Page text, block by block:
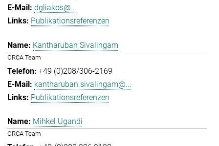
dgliakos@...
Publikationsreferenzen
Kantharuban Sivalingam
ORCA Team
+49 (0)208/306-2169
kantharuban.sivalingam@...
Publikationsreferenzen
Mihkel Ugandi
ORCA Team